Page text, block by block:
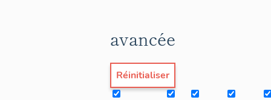
avancée
Réinitialiser